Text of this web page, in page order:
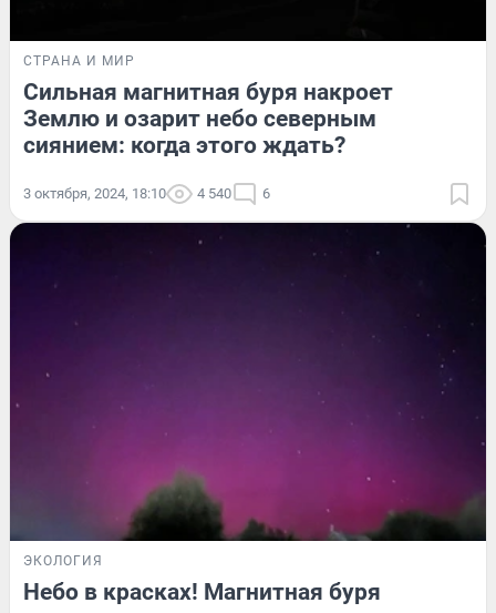
СТРАНА И МИР
Сильная магнитная буря накроет
Землю и озарит небо северным
сиянием: когда этого ждать?
3 октября, 2024, 18:10 4 540 6
ЭКОЛОГИЯ
Небо в красках! Магнитная буря